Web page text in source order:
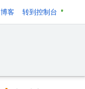
博客 转到控制台